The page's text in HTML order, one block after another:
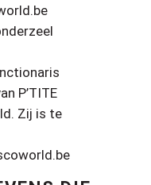
P’TITE
Zij is te